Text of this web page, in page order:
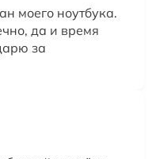
моего ноутбука.
да и время
за